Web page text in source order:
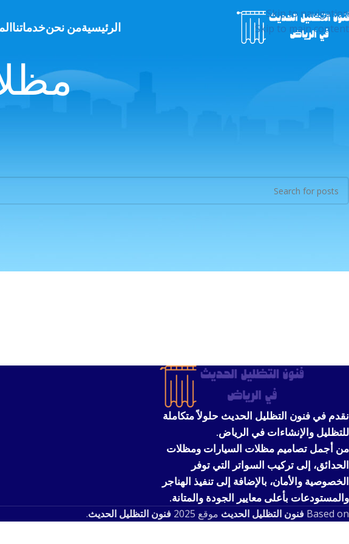
Skip to navigation
Skip to main content
الرئيسيةمن نحنخدماتنا
نقدم في فنون التظليل الحديث حلولاً متكاملة
للتظليل والإنشاءات في الرياض.
من أجمل تصاميم مظلات السيارات ومظلات
الحدائق، إلى تركيب السواتر التي توفر
الخصوصية والأمان، بالإضافة إلى تنفيذ الهناجر
والمستودعات بأعلى معايير الجودة والمتانة.
Based on فنون التظليل الحديث موقع فنون التظليل الحديث.